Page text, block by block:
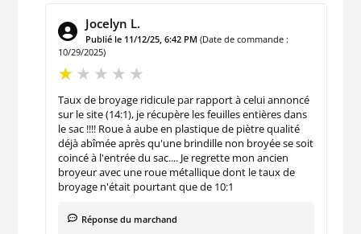
Jocelyn L.
Publié le 11/12/25, 6:42 PM (Date de commande :
10/29/2025)
Taux de broyage ridicule par rapport à celui annoncé
sur le site (14:1), je récupère les feuilles entières dans
le sac !!!! Roue à aube en plastique de piètre qualité
déjà abîmée après qu'une brindille non broyée se soit
coincé à l'entrée du sac.... Je regrette mon ancien
broyeur avec une roue métallique dont le taux de
broyage n'était pourtant que de 10:1
Réponse du marchand